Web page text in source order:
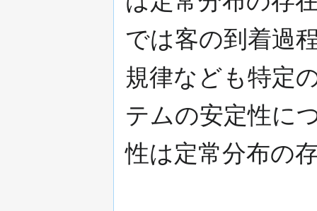
では客の到着過
規律なども特定
テムの安定性に
性は定常分布の